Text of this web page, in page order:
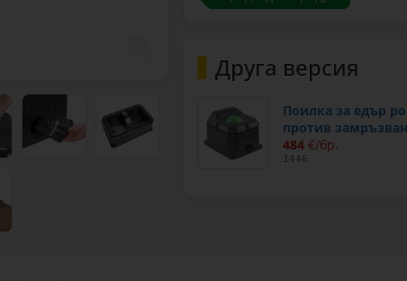
Друга версия
Поилка за едър
против
484 €/бр.
1446